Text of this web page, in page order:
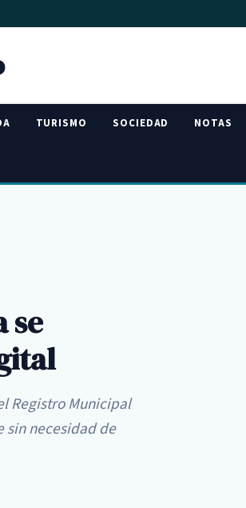
TURISMO SOCIEDAD NOTAS
se
Registro Municipal
sin necesidad de